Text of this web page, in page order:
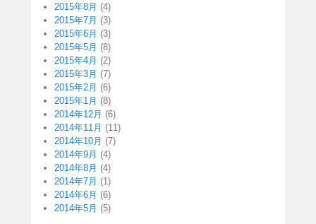
2015年8月 (4)
2015年7月 (3)
2015年6月 (3)
2015年5月 (8)
2015年4月 (2)
2015年3月 (7)
2015年2月 (6)
2015年1月 (8)
2014年12月 (6)
2014年11月 (11)
2014年10月 (7)
2014年9月 (4)
2014年8月 (4)
2014年7月 (1)
2014年6月 (6)
2014年5月 (5)